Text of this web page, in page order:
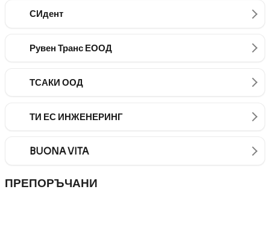
СИдент
Рувен Транс ЕООД
ТСАКИ ООД
ТИ ЕС ИНЖЕНЕРИНГ
BUONA VITA
ПРЕПОРЪЧАНИ